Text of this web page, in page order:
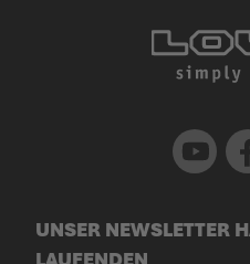
Youtube
UNSER NEWSLETTER